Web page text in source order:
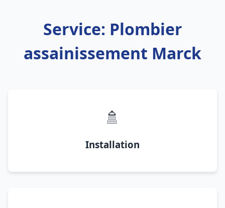
Service: Plombier
assainissement Marck
🚿
Installation